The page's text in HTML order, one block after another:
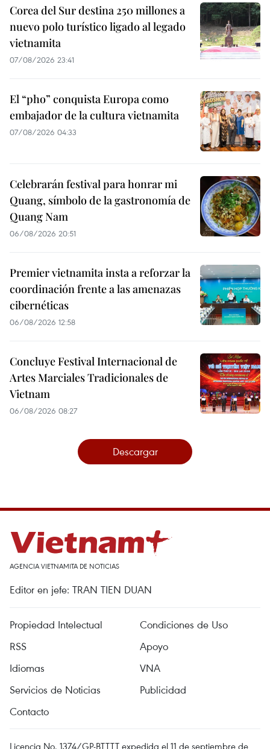
Corea del Sur destina 250 millones a
nuevo polo turístico ligado al legado
vietnamita
07/08/2026 23:41
El “pho” conquista Europa como
embajador de la cultura vietnamita
07/08/2026 04:33
Celebrarán festival para honrar mi
Quang, símbolo de la gastronomía de
Quang Nam
06/08/2026 20:51
Premier vietnamita insta a reforzar la
coordinación frente a las amenazas
cibernéticas
06/08/2026 12:58
Concluye Festival Internacional de
Artes Marciales Tradicionales de
Vietnam
06/08/2026 08:27
Descargar
AGENCIA VIETNAMITA DE NOTICIAS
Editor en jefe: TRAN TIEN DUAN
Propiedad Intelectual
Condiciones de Uso
RSS
Apoyo
Idiomas
VNA
Servicios de Noticias
Publicidad
Contacto
Licencia No. 1374/GP-BTTTT expedida el 11 de septiembre de